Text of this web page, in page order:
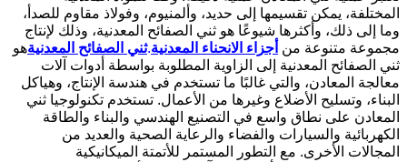
المختلفة، يمكن تقسيمها إلى حديد، وألمنيوم، وفولاذ مقاوم للصدأ،
وما إلى ذلك، وأكثرها شيوعًا هو ثني الصفائح المعدنية، وذلك لإنتاج
مجموعة متنوعة من أجزاء الانحناء المعدنية.ثني الصفائح المعدنيةهو
ثني الصفائح المعدنية إلى الزاوية المطلوبة بواسطة أدوات آلات
معالجة المعادن، والتي غالبًا ما تستخدم في هندسة الإنتاج، وهياكل
البناء، وتسليح الأضلاع وغيرها من الأعمال. تستخدم تكنولوجيا ثني
المعادن على نطاق واسع في التصنيع الهندسي والبناء والطاقة
الكهربائية والسيارات والفضاء والرعاية الصحية والعديد من
المجالات الأخرى. مع التطور المستمر للأتمتة الميكانيكية